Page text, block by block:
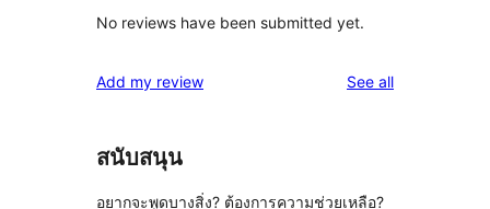
No reviews have been submitted yet.
Add my review See allreviews
สนับสนุน
อยากจะพูดบางสิ่ง? ต้องการความช่วยเหลือ?